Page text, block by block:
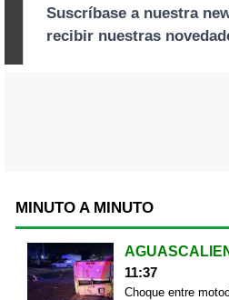
MINUTO A MINUTO
11:37
Choque entre